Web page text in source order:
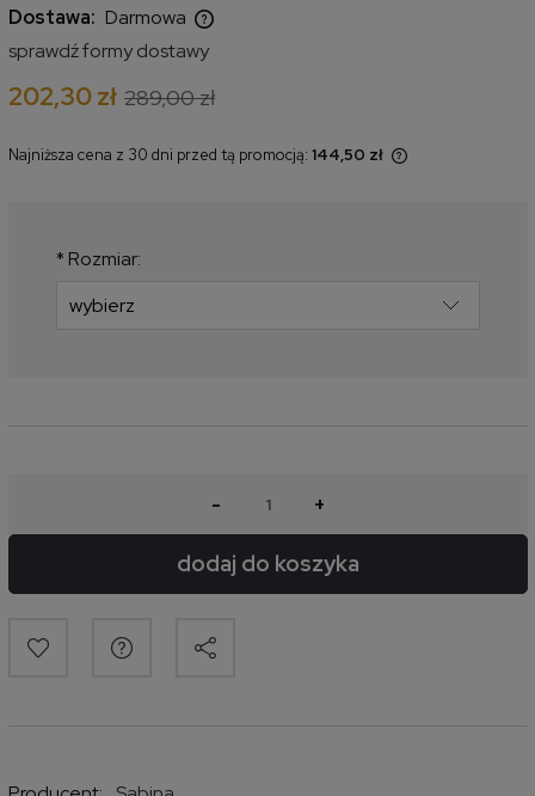
Dostawa: Darmowa
Cena nie zawiera ewentualnych kosztów płatności
sprawdź formy dostawy
202,30 zł 289,00 zł
Najniższa cena z 30 dni przed tą promocją: 144,50 zł
* Rozmiar:
- +
dodaj do koszyka